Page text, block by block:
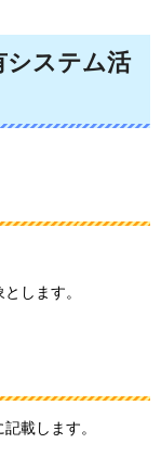
システム活
します。
載します。